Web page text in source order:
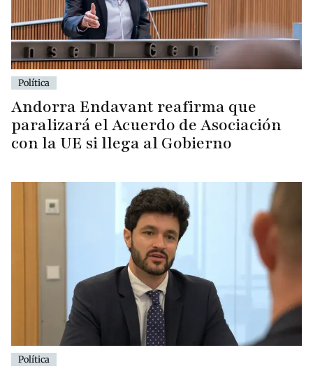
Política
Andorra Endavant reafirma que
paralizará el Acuerdo de Asociación
con la UE si llega al Gobierno
Política